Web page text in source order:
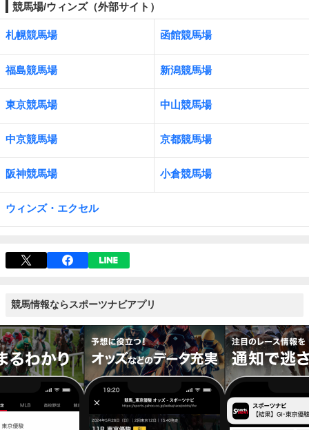
競馬場/ウィンズ（外部サイト）
札幌競馬場 函館競馬場
福島競馬場 新潟競馬場
東京競馬場 中山競馬場
中京競馬場 京都競馬場
阪神競馬場 小倉競馬場
ウィンズ・エクセル
競馬情報ならスポーツナビアプリ